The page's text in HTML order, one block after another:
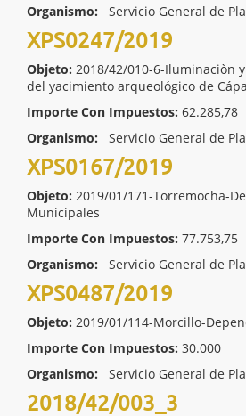
Organismo:
Servicio General de
XPS0247/2019
Objeto: 2018/42/010-6-Iluminaciòn
del yacimiento arqueológico de
Importe Con Impuestos: 62.285,78
Organismo:
Servicio General de
XPS0167/2019
Objeto: 2019/01/171-Torremocha-
Municipales
Importe Con Impuestos: 77.753,75
Organismo:
Servicio General de
XPS0487/2019
Objeto: 2019/01/114-Morcillo-
Importe Con Impuestos: 30.000
Organismo:
Servicio General de
2018/42/003_3